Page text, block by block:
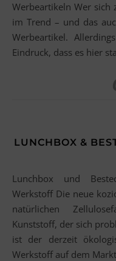
Werbeartikeln Wer sich
im Trend – und das
Werbeartikel.
Eindruck, dass es hier
LUNCHBOX &
Lunchbox und Besteck aus ökologisch wertvollem
Werkstoff Die neue
natürlichen
Kunststoff, der sich
ist der derzeit
Werkstoff auf dem